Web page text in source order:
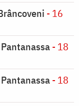
- 16
- 18
- 18